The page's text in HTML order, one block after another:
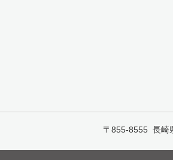
〒855-8555 長崎